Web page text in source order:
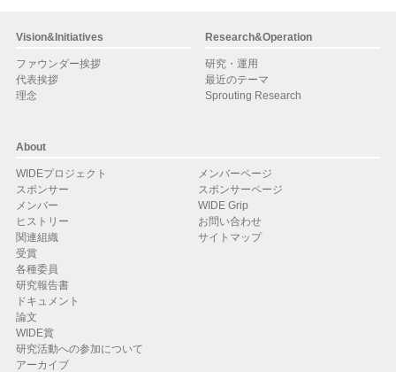
Vision&Initiatives
ファウンダー挨拶
代表挨拶
理念
Research&Operation
研究・運用
最近のテーマ
Sprouting Research
About
WIDEプロジェクト
スポンサー
メンバー
ヒストリー
関連組織
受賞
各種委員
研究報告書
ドキュメント
論文
WIDE賞
研究活動への参加について
アーカイブ
メンバーページ
スポンサーページ
WIDE Grip
お問い合わせ
サイトマップ